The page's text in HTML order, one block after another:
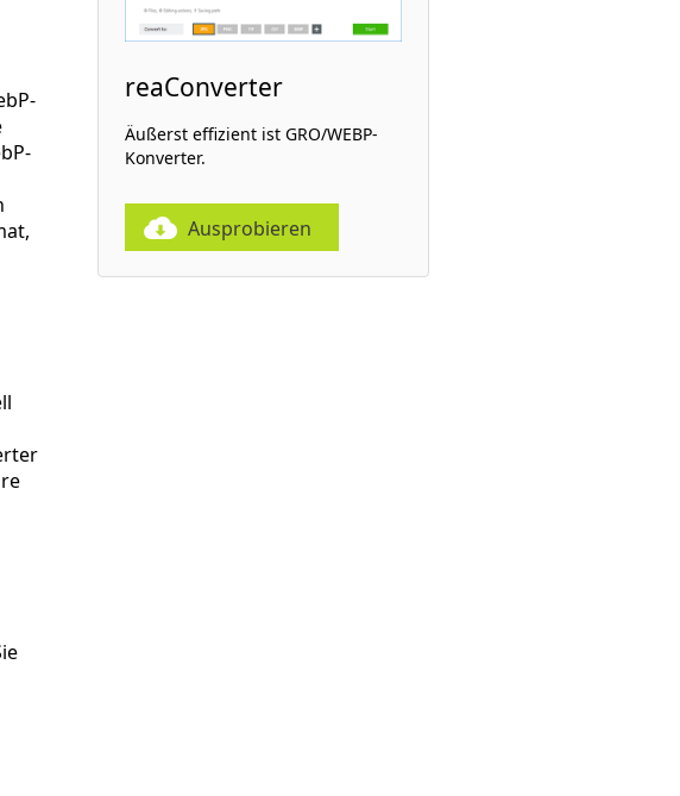
reaConverter
Äußerst effizient ist GRO/WEBP-
Konverter.
Ausprobieren